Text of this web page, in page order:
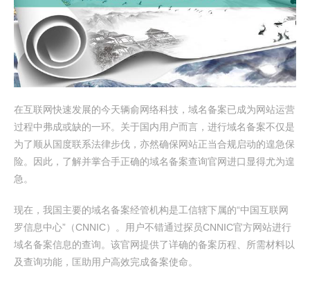
在互联网快速发展的今天辆俞网络科技，域名备案已成为网站运营
过程中弗成或缺的一环。关于国内用户而言，进行域名备案不仅是
为了顺从国度联系法律步伐，亦然确保网站正当合规启动的遑急保
险。因此，了解并掌合手正确的域名备案查询官网进口显得尤为遑
急。
现在，我国主要的域名备案经管机构是工信辖下属的“中国互联网
罗信息中心”（CNNIC）。用户不错通过探员CNNIC官方网站进行
域名备案信息的查询。该官网提供了详确的备案历程、所需材料以
及查询功能，匡助用户高效完成备案使命。